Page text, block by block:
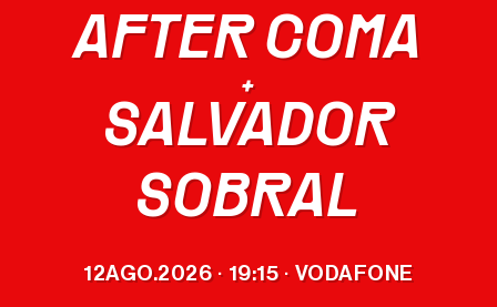
MERCHANDISING
OFICIAL
EL FESTIVAL
ANTERIORES
AFTER COMA
+
SALVADOR
SOBRAL
12AGO.2026 · 19:15 · VODAFONE